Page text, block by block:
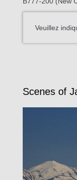
Veuillez
Scenes of